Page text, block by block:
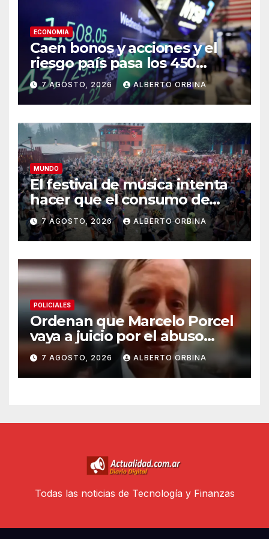
ECONOMIA
Caen bonos y acciones y el
riesgo país pasa los 450
puntos tras las concesiones
que tuvo que hacer el
Gobierno en el Congreso
7 AGOSTO, 2026 ALBERTO ORBINA
MUNDO
El festival de música intenta
hacer que el consumo de
drogas sea más seguro
7 AGOSTO, 2026 ALBERTO ORBINA
POLICIALES
Ordenan que Marcelo Porcel
vaya a juicio por el abuso
sexual de 10 alumnos del
Colegio Palermo Chico
7 AGOSTO, 2026 ALBERTO ORBINA
Todas las noticias de Tecnología y Finanzas